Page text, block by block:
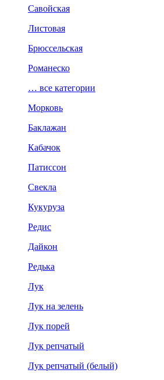
Савойская
Листовая
Брюссельская
Романеско
… все категории
Морковь
Баклажан
Кабачок
Патиссон
Свекла
Кукуруза
Редис
Дайкон
Редька
Лук
Лук на зелень
Лук порей
Лук репчатый
Лук репчатый (белый)